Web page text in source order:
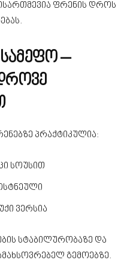
ფრენის დროს
–
პრაქტიკულია:
სოუსით
ვერსია
სტაბილურობაზე და
გემოებზე.